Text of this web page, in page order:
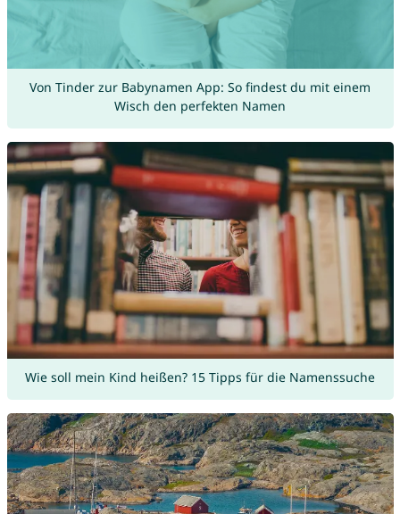
Von Tinder zur Babynamen App: So findest du mit einem
Wisch den perfekten Namen
Wie soll mein Kind heißen? 15 Tipps für die Namenssuche